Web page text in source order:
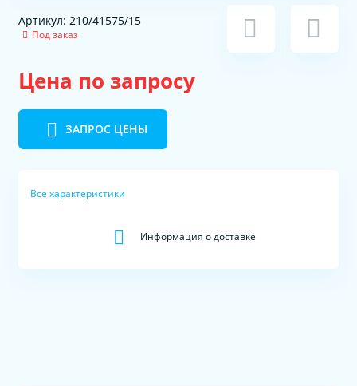
Артикул: 210/41575/15
Под заказ
Цена по запросу
ЗАПРОС ЦЕНЫ
Все характеристики
Информация о доставке